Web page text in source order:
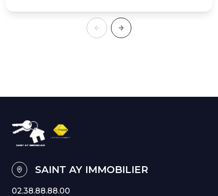
SAINT AY IMMOBILIER
02.38.88.88.00